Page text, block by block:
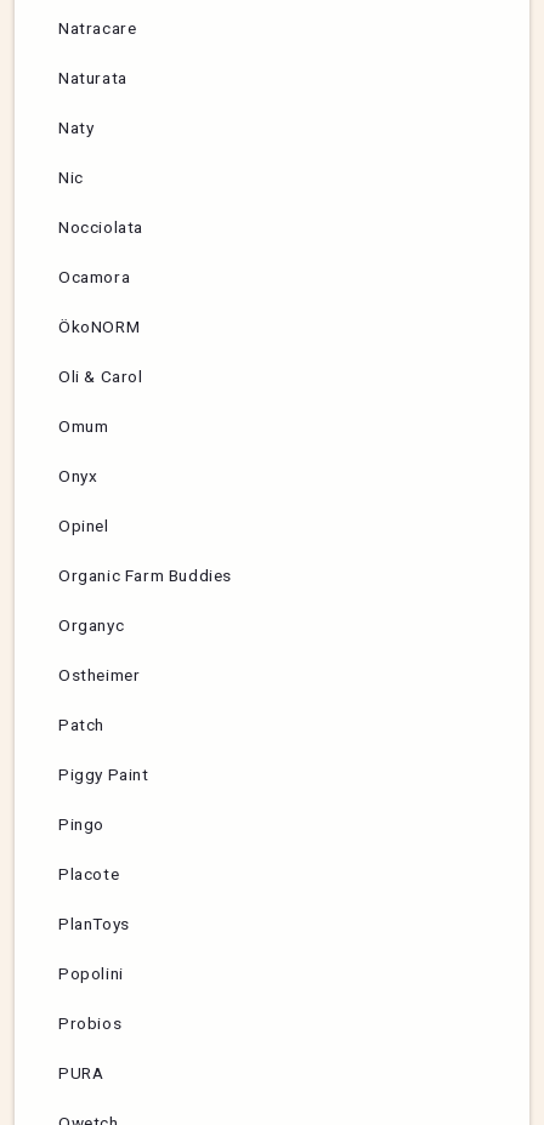
Natracare
Naturata
Naty
Nic
Nocciolata
Ocamora
ÖkoNORM
Oli & Carol
Omum
Onyx
Opinel
Organic Farm Buddies
Organyc
Ostheimer
Patch
Piggy Paint
Pingo
Placote
PlanToys
Popolini
Probios
PURA